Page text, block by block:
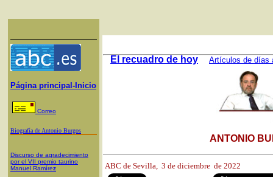
Página principal-Inicio
Correo
Biografía de Antonio Burgos
Discurso de agradecimiento
por el VII premio taurino
Manuel Ramírez
El recuadro de hoy Artículos de días
ANTONIO
ABC de Sevilla, 3 de diciembre de 2022